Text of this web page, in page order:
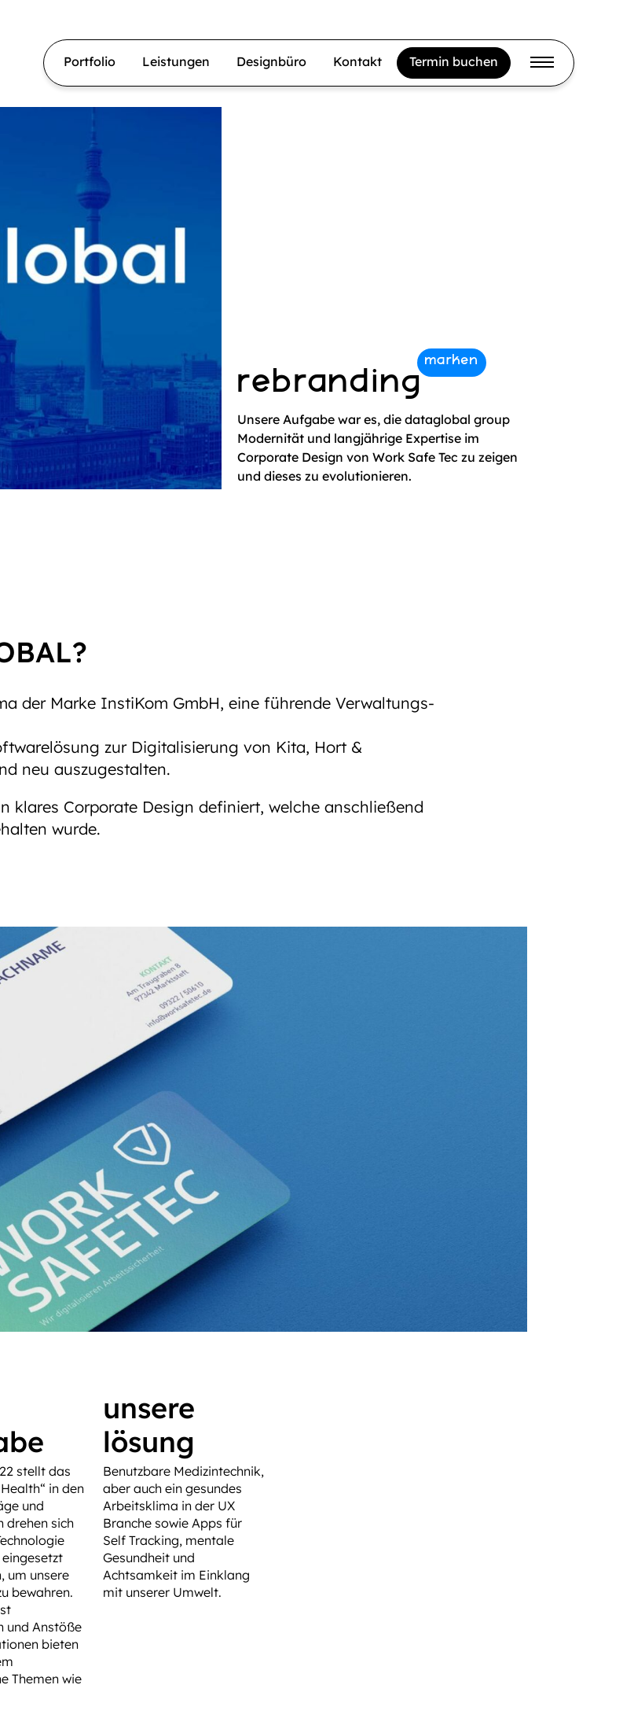
Portfolio Leistungen Designbüro Kontakt Termin buchen
rebranding
Unsere Aufgabe war es, die dataglobal group
Modernität und langjährige Expertise im
Corporate Design von Work Safe Tec zu zeigen
und dieses zu evolutionieren.
der Marke InstiKom GmbH, eine führende Verwaltungs-
zur Digitalisierung von Kita, Hort &
neu auszugestalten.
klares Corporate Design definiert, welche anschließend
wurde.
stellt das
in den
und
drehen sich
um unsere
bewahren.
und Anstöße
bieten
Themen wie
unsere
lösung
Benutzbare Medizintechnik,
aber auch ein gesundes
Arbeitsklima in der UX
Branche sowie Apps für
Self Tracking, mentale
Gesundheit und
Achtsamkeit im Einklang
mit unserer Umwelt.